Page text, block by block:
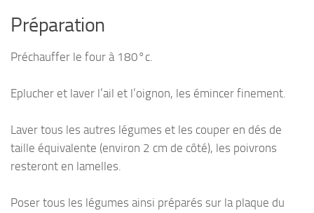
Préparation
Préchauffer le four à 180°c.
Eplucher et laver l’ail et l’oignon, les émincer finement.
Laver tous les autres légumes et les couper en dés de
taille équivalente (environ 2 cm de côté), les poivrons
resteront en lamelles.
Poser tous les légumes ainsi préparés sur la plaque du